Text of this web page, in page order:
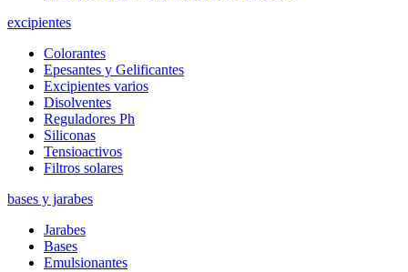
excipientes
Colorantes
Epesantes y Gelificantes
Excipientes varios
Disolventes
Reguladores Ph
Siliconas
Tensioactivos
Filtros solares
bases y jarabes
Jarabes
Bases
Emulsionantes